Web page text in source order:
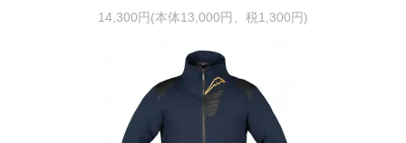
14,300円(本体13,000円、税1,300円)